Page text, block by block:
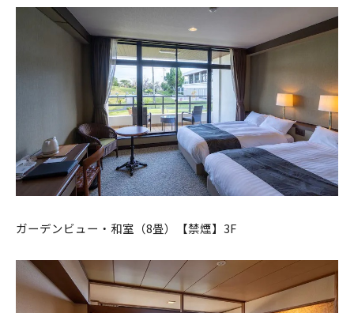
ガーデンビュー・和室（8畳）【禁煙】3F